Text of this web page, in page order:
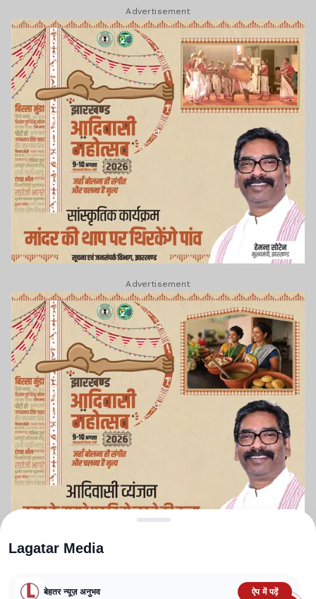
Advertisement
Advertisement
Lagatar Media
बेहतर न्यूज़ अनुभव ऐप में पढ़ें